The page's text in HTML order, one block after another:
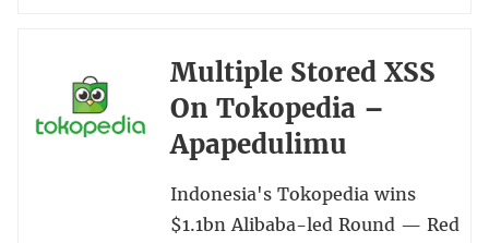
Multiple Stored XSS
On Tokopedia –
Apapedulimu
Indonesia's Tokopedia wins
$1.1bn Alibaba-led Round — Red